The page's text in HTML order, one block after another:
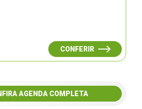
CONFERIR
AGENDA COMPLETA